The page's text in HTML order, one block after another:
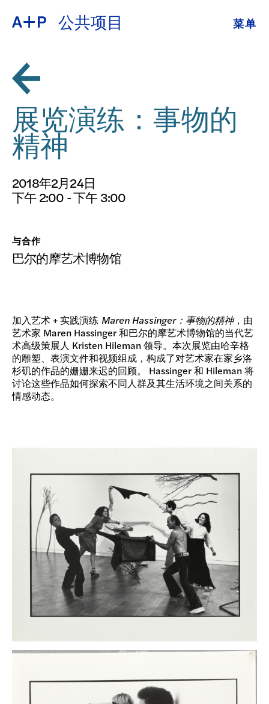
公共项目 菜单
教育
培养青年
展览
公共项目
档案
捐
ESPAÑOL
普通话
日本語
展览演练：事物的
精神
2018年2月24日
下午 2:00 - 下午 3:00
与合作
巴尔的摩艺术博物馆
加入艺术 + 实践演练 Maren Hassinger：事物的精神，由
艺术家 Maren Hassinger 和巴尔的摩艺术博物馆的当代艺
术高级策展人 Kristen Hileman 领导。本次展览由哈辛格
的雕塑、表演文件和视频组成，构成了对艺术家在家乡洛
杉矶的作品的姗姗来迟的回顾。 Hassinger 和 Hileman 将
讨论这些作品如何探索不同人群及其生活环境之间关系的
情感动态。